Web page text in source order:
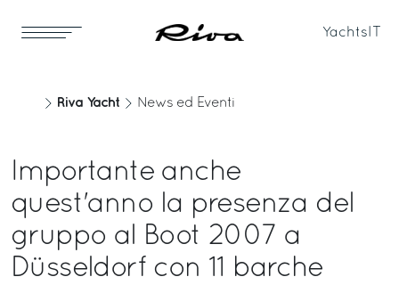
Yachts
Riva Yacht News ed Eventi
Importante anche
quest'anno la presenza del
gruppo al Boot 2007 a
Düsseldorf con 11 barche